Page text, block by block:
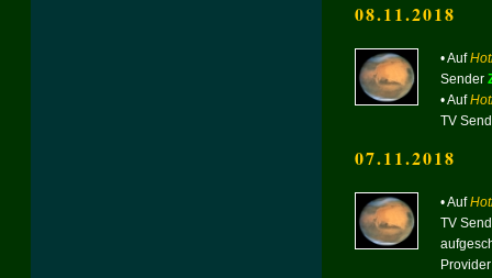
08.11.2018
• Auf
Sender
• Auf
TV
07.11.2018
• Auf
TV